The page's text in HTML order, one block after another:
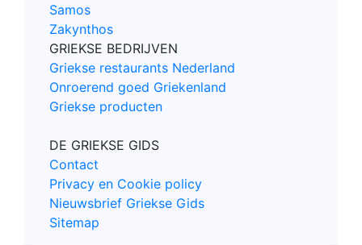
Samos
Zakynthos
GRIEKSE BEDRIJVEN
Griekse restaurants Nederland
Onroerend goed Griekenland
Griekse producten
DE GRIEKSE GIDS
Contact
Privacy en Cookie policy
Nieuwsbrief Griekse Gids
Sitemap